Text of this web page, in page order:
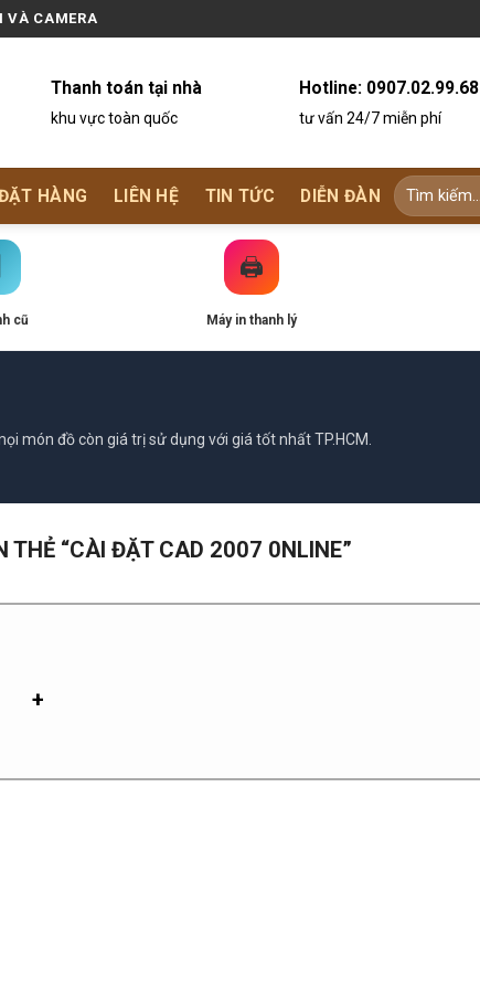
VÀ CAMERA
Thanh toán tại nhà
khu vực toàn quốc
Hotline: 0907.02.99.68
tư vấn 24/7 miễn phí
HÀNG LIÊN HỆ TIN TỨC DIỄN ĐÀN
cũ
🖨️
Máy in thanh lý
món đồ còn giá trị sử dụng với giá tốt nhất TP.HCM.
THẺ “CÀI ĐẶT CAD 2007 0NLINE”
+